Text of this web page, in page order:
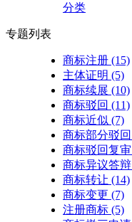
分类
专题列表
商标注册 (15)
主体证明 (5)
商标续展 (10)
商标驳回 (11)
商标近似 (7)
商标部分驳回
商标驳回复审
商标异议答辩
商标转让 (14)
商标变更 (7)
注册商标 (5)